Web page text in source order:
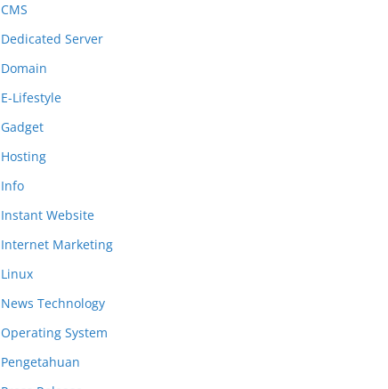
CMS
Dedicated Server
Domain
E-Lifestyle
Gadget
Hosting
Info
Instant Website
Internet Marketing
Linux
News Technology
Operating System
Pengetahuan